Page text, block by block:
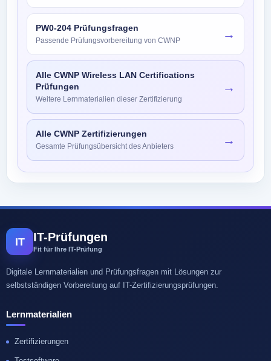
PW0-204 Prüfungsfragen
Passende Prüfungsvorbereitung von CWNP →
Alle CWNP Wireless LAN Certifications
Prüfungen
Weitere Lernmaterialien dieser Zertifizierung
→
Alle CWNP Zertifizierungen
Gesamte Prüfungsübersicht des Anbieters →
IT IT-Prüfungen
Fit für Ihre IT-Prüfung
Digitale Lernmaterialien und Prüfungsfragen mit Lösungen zur
selbstständigen Vorbereitung auf IT-Zertifizierungsprüfungen.
Lernmaterialien
Zertifizierungen